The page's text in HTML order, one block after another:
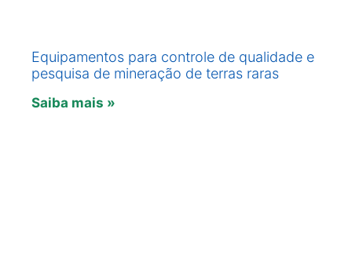
Equipamentos para controle de qualidade e
pesquisa de mineração de terras raras
Saiba mais »